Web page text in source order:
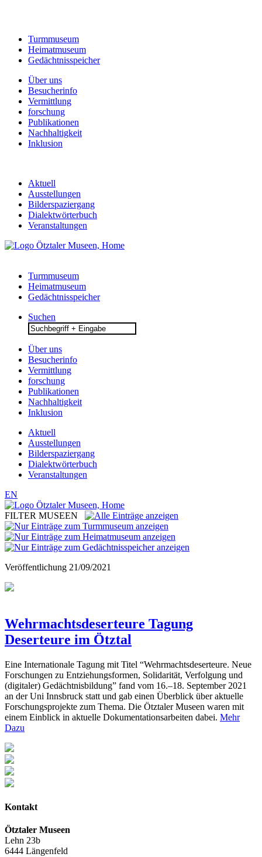
Turmmuseum
Heimatmuseum
Gedächtnisspeicher
Über uns
Besucherinfo
Vermittlung
forschung
Publikationen
Nachhaltigkeit
Inklusion
Aktuell
Ausstellungen
Bilderspaziergang
Dialektwörterbuch
Veranstaltungen
Turmmuseum
Heimatmuseum
Gedächtnisspeicher
Suchen
Search
for:
Über uns
Besucherinfo
Vermittlung
forschung
Publikationen
Nachhaltigkeit
Inklusion
Aktuell
Ausstellungen
Bilderspaziergang
Dialektwörterbuch
Veranstaltungen
EN
FILTER MUSEEN
Veröffentlichung 21/09/2021
Wehrmachtsdeserteure Tagung
Deserteure im Ötztal
Eine Internationale Tagung mit Titel “Wehrmachtsdeserteure. Neue
Forschungen zu Entziehungsformen, Solidarität, Verfolgung und
(digitaler) Gedächtnisbildung” fand vom 16.–18. September 2021
an der Uni Innsbruck statt und gab einen Überblick über aktuelle
Forschungsprojekte zum Thema. Die Ötztaler Museen waren mit
einem Einblick in aktuelle Dokumentationsarbeiten dabei. Mehr
Dazu
Kontakt
Ötztaler Museen
Lehn 23b
6444 Längenfeld